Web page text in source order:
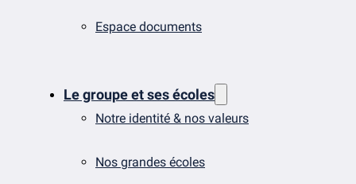
Espace documents
Le groupe et ses écoles
Notre identité & nos valeurs
Nos grandes écoles